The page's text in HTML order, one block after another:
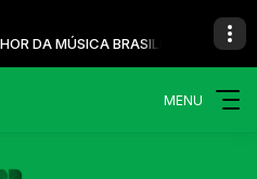
DA MÚSICA BRASILEIRA
PAGODE - LANCINHO
MENU